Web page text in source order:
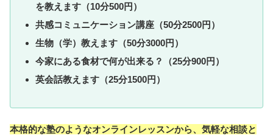
を教えます（10分500円）
共感コミュニケーション講座（50分2500円）
生物（学）教えます（50分3000円）
今家にある食材で何が出来る？（25分900円）
英会話教えます（25分1500円）
本格的な塾のようなオンラインレッスンから、気軽な相談と